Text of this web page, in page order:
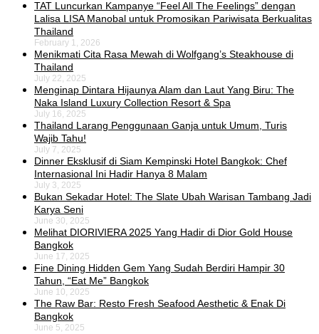
TAT Luncurkan Kampanye “Feel All The Feelings” dengan
Lalisa LISA Manobal untuk Promosikan Pariwisata Berkualitas
Thailand
February 1, 2026
Menikmati Cita Rasa Mewah di Wolfgang’s Steakhouse di
Thailand
July 22, 2025
Menginap Dintara Hijaunya Alam dan Laut Yang Biru: The
Naka Island Luxury Collection Resort & Spa
July 16, 2025
Thailand Larang Penggunaan Ganja untuk Umum, Turis
Wajib Tahu!
July 7, 2025
Dinner Eksklusif di Siam Kempinski Hotel Bangkok: Chef
Internasional Ini Hadir Hanya 8 Malam
July 3, 2025
Bukan Sekadar Hotel: The Slate Ubah Warisan Tambang Jadi
Karya Seni
June 30, 2025
Melihat DIORIVIERA 2025 Yang Hadir di Dior Gold House
Bangkok
June 17, 2025
Fine Dining Hidden Gem Yang Sudah Berdiri Hampir 30
Tahun, “Eat Me” Bangkok
June 10, 2025
The Raw Bar: Resto Fresh Seafood Aesthetic & Enak Di
Bangkok
June 5, 2025